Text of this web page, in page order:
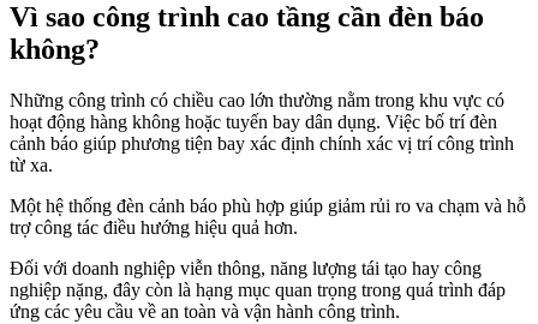
Vì sao công trình cao tầng cần đèn báo
không?
Những công trình có chiều cao lớn thường nằm trong khu vực có
hoạt động hàng không hoặc tuyến bay dân dụng. Việc bố trí đèn
cảnh báo giúp phương tiện bay xác định chính xác vị trí công trình
từ xa.
Một hệ thống đèn cảnh báo phù hợp giúp giảm rủi ro va chạm và hỗ
trợ công tác điều hướng hiệu quả hơn.
Đối với doanh nghiệp viễn thông, năng lượng tái tạo hay công
nghiệp nặng, đây còn là hạng mục quan trọng trong quá trình đáp
ứng các yêu cầu về an toàn và vận hành công trình.